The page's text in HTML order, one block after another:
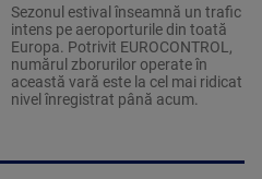
Sezonul estival înseamnă un trafic
intens pe aeroporturile din toată
Europa. Potrivit EUROCONTROL,
numărul zborurilor operate în
această vară este la cel mai ridicat
nivel înregistrat până acum.